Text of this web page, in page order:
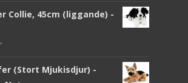
Collie, 45cm (liggande) -
(Stort Mjukisdjur) -